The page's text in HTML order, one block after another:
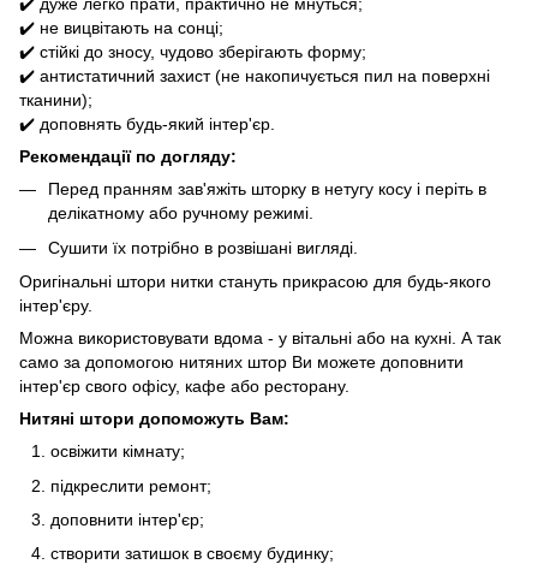
✔️ дуже легко прати, практично не мнуться;
✔️ не вицвітають на сонці;
✔️ стійкі до зносу, чудово зберігають форму;
✔️ антистатичний захист (не накопичується пил на поверхні
тканини);
✔️ доповнять будь-який інтер'єр.
Рекомендації по догляду:
Перед пранням зав'яжіть шторку в нетугу косу і періть в
делікатному або ручному режимі.
Сушити їх потрібно в розвішані вигляді.
Оригінальні штори нитки стануть прикрасою для будь-якого
інтер'єру.
Можна використовувати вдома - у вітальні або на кухні. А так
само за допомогою нитяних штор Ви можете доповнити
інтер'єр свого офісу, кафе або ресторану.
Нитяні штори допоможуть Вам:
освіжити кімнату;
підкреслити ремонт;
доповнити інтер'єр;
створити затишок в своєму будинку;